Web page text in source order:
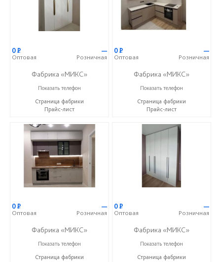
0Р
Оптовая
—
Розничная
Фабрика «МИКС»
+7 (937) 423-36-37
Показать телефон
Страница фабрики
Прайс-лист
0Р
Оптовая
—
Розничная
Фабрика «МИКС»
+7 (937) 423-36-37
Показать телефон
Страница фабрики
Прайс-лист
0Р
Оптовая
—
Розничная
Фабрика «МИКС»
+7 (937) 423-36-37
Показать телефон
Страница фабрики
0Р
Оптовая
—
Розничная
Фабрика «МИКС»
+7 (937) 423-36-37
Показать телефон
Страница фабрики